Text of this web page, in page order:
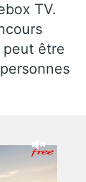
TV.
peut être